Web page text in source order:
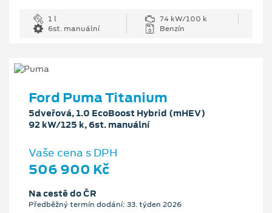
1 l
74 kW/100 k
6st. manuální
Benzín
Ford Puma Titanium
5dveřová, 1.0 EcoBoost Hybrid (mHEV)
92 kW/125 k, 6st. manuální
Vaše cena s DPH
506 900 Kč
Na cestě do ČR
Předběžný termín dodání: 33. týden 2026